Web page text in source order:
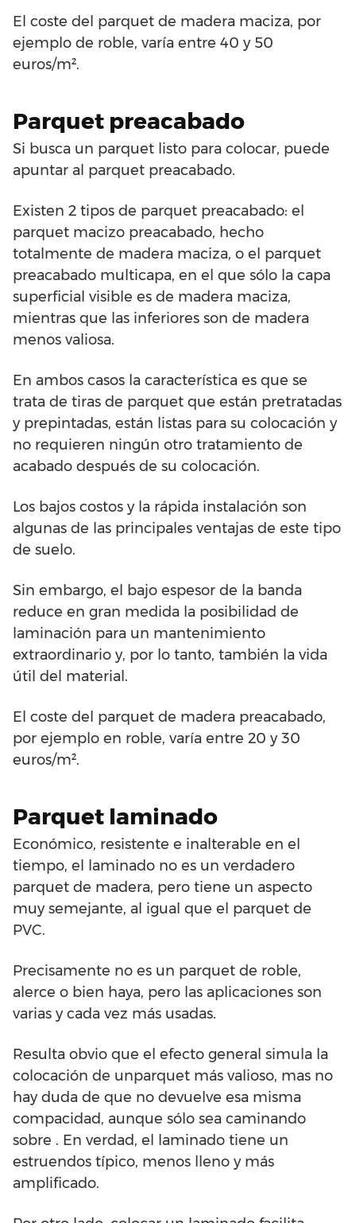
El coste del parquet de madera maciza, por
ejemplo de roble, varía entre 40 y 50
euros/m².
Parquet preacabado
Si busca un parquet listo para colocar, puede
apuntar al parquet preacabado.
Existen 2 tipos de parquet preacabado: el
parquet macizo preacabado, hecho
totalmente de madera maciza, o el parquet
preacabado multicapa, en el que sólo la capa
superficial visible es de madera maciza,
mientras que las inferiores son de madera
menos valiosa.
En ambos casos la característica es que se
trata de tiras de parquet que están pretratadas
y prepintadas, están listas para su colocación y
no requieren ningún otro tratamiento de
acabado después de su colocación.
Los bajos costos y la rápida instalación son
algunas de las principales ventajas de este tipo
de suelo.
Sin embargo, el bajo espesor de la banda
reduce en gran medida la posibilidad de
laminación para un mantenimiento
extraordinario y, por lo tanto, también la vida
útil del material.
El coste del parquet de madera preacabado,
por ejemplo en roble, varía entre 20 y 30
euros/m².
Parquet laminado
Económico, resistente e inalterable en el
tiempo, el laminado no es un verdadero
parquet de madera, pero tiene un aspecto
muy semejante, al igual que el parquet de
PVC.
Precisamente no es un parquet de roble,
alerce o bien haya, pero las aplicaciones son
varias y cada vez más usadas.
Resulta obvio que el efecto general simula la
colocación de unparquet más valioso, mas no
hay duda de que no devuelve esa misma
compacidad, aunque sólo sea caminando
sobre . En verdad, el laminado tiene un
estruendos típico, menos lleno y más
amplificado.